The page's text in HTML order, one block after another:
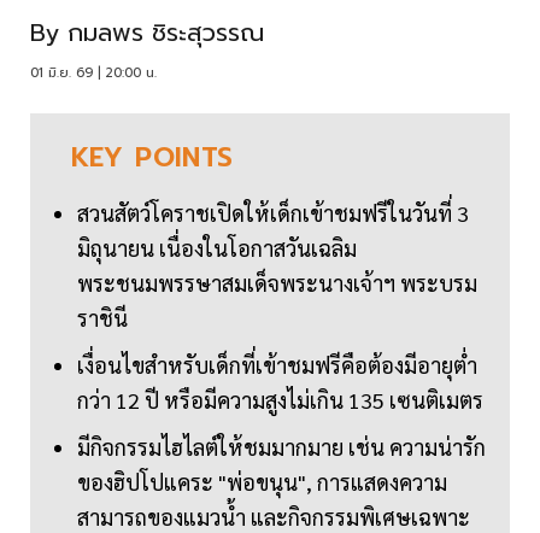
By กมลพร ชิระสุวรรณ
01 มิ.ย. 69 | 20:00 น.
KEY POINTS
สวนสัตว์โคราชเปิดให้เด็กเข้าชมฟรีในวันที่ 3
มิถุนายน เนื่องในโอกาสวันเฉลิม
พระชนมพรรษาสมเด็จพระนางเจ้าฯ พระบรม
ราชินี
เงื่อนไขสำหรับเด็กที่เข้าชมฟรีคือต้องมีอายุต่ำ
กว่า 12 ปี หรือมีความสูงไม่เกิน 135 เซนติเมตร
มีกิจกรรมไฮไลต์ให้ชมมากมาย เช่น ความน่ารัก
ของฮิปโปแคระ "พ่อขนุน", การแสดงความ
สามารถของแมวน้ำ และกิจกรรมพิเศษเฉพาะ